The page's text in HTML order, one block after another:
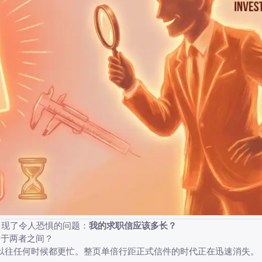
了令人恐惧的问题： 我的求职信应该多长？
两者之间？
任何时候都更忙。整页单倍行距正式信件的时代正在迅速消失。